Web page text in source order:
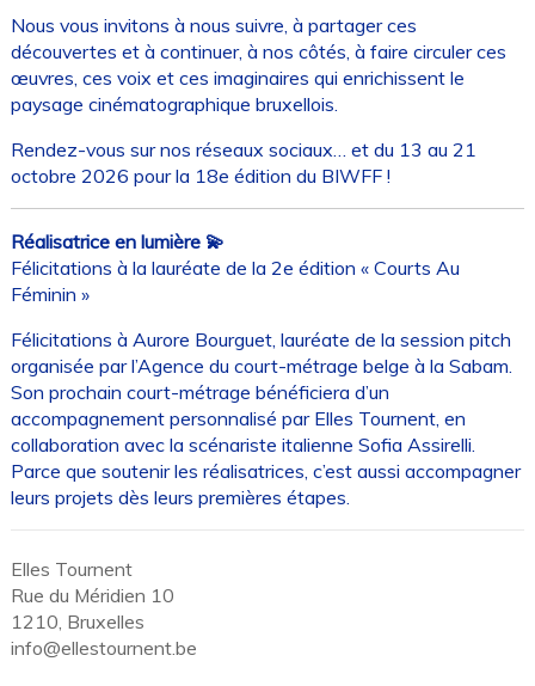
Nous vous invitons à nous suivre, à partager ces
découvertes et à continuer, à nos côtés, à faire circuler ces
œuvres, ces voix et ces imaginaires qui enrichissent le
paysage cinématographique bruxellois.
Rendez-vous sur nos réseaux sociaux… et du 13 au 21
octobre 2026 pour la 18e édition du BIWFF !
Réalisatrice en lumière 💫
Félicitations à la lauréate de la 2e édition « Courts Au
Féminin »
Félicitations à Aurore Bourguet, lauréate de la session pitch
organisée par l’Agence du court-métrage belge à la Sabam.
Son prochain court-métrage bénéficiera d’un
accompagnement personnalisé par Elles Tournent, en
collaboration avec la scénariste italienne Sofia Assirelli.
Parce que soutenir les réalisatrices, c’est aussi accompagner
leurs projets dès leurs premières étapes.
Elles Tournent
Rue du Méridien 10
1210, Bruxelles
info@ellestournent.be